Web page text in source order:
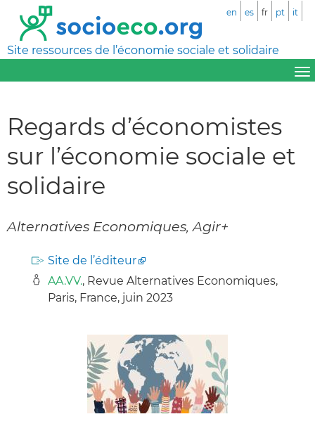
Site ressources de l’économie sociale et solidaire
en es fr pt it
Regards d’économistes
sur l’économie sociale et
solidaire
Alternatives Economiques, Agir+
Site de l’éditeur
AA.VV., Revue Alternatives Economiques,
Paris, France, juin 2023